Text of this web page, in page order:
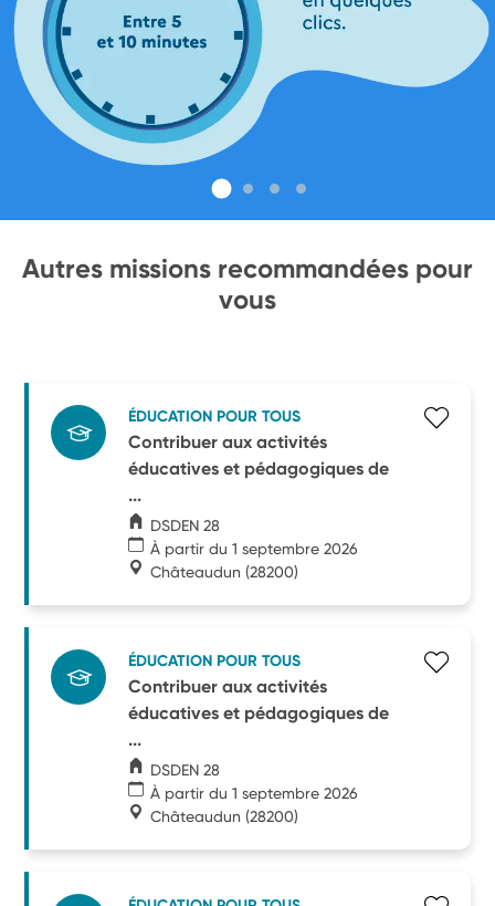
Autres missions recommandées pour
vous
ÉDUCATION POUR TOUS
Contribuer aux activités
éducatives et pédagogiques de
...
DSDEN 28
À partir du 1 septembre 2026
Châteaudun (28200)
ÉDUCATION POUR TOUS
Contribuer aux activités
éducatives et pédagogiques de
...
DSDEN 28
À partir du 1 septembre 2026
Châteaudun (28200)